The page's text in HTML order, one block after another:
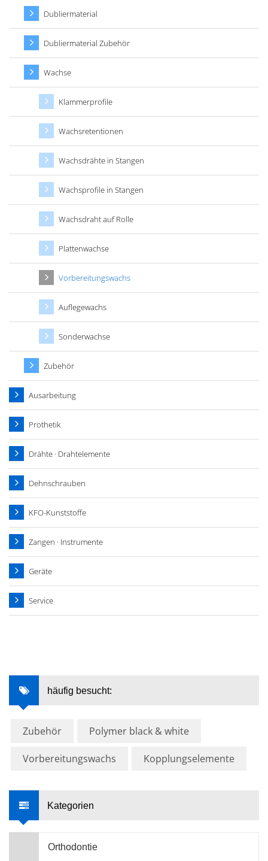
Dubliermaterial
Dubliermaterial Zubehör
Wachse
Klammerprofile
Wachsretentionen
Wachsdrähte in Stangen
Wachsprofile in Stangen
Wachsdraht auf Rolle
Plattenwachse
Vorbereitungswachs
Auflegewachs
Sonderwachse
Zubehör
Ausarbeitung
Prothetik
Drähte · Drahtelemente
Dehnschrauben
KFO-Kunststoffe
Zangen · Instrumente
Geräte
Service
häufig besucht:
Zubehör Polymer black & white
Vorbereitungswachs Kopplungselemente
Kategorien
Orthodontie